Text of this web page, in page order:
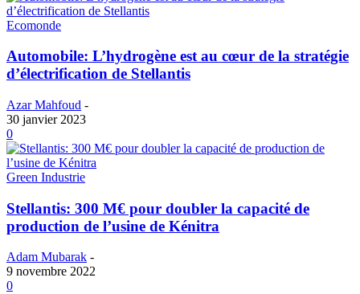
Ecomonde
Automobile: L’hydrogène est au cœur de la stratégie
d’électrification de Stellantis
Azar Mahfoud -
30 janvier 2023
0
Green Industrie
Stellantis: 300 M€ pour doubler la capacité de
production de l’usine de Kénitra
Adam Mubarak -
9 novembre 2022
0